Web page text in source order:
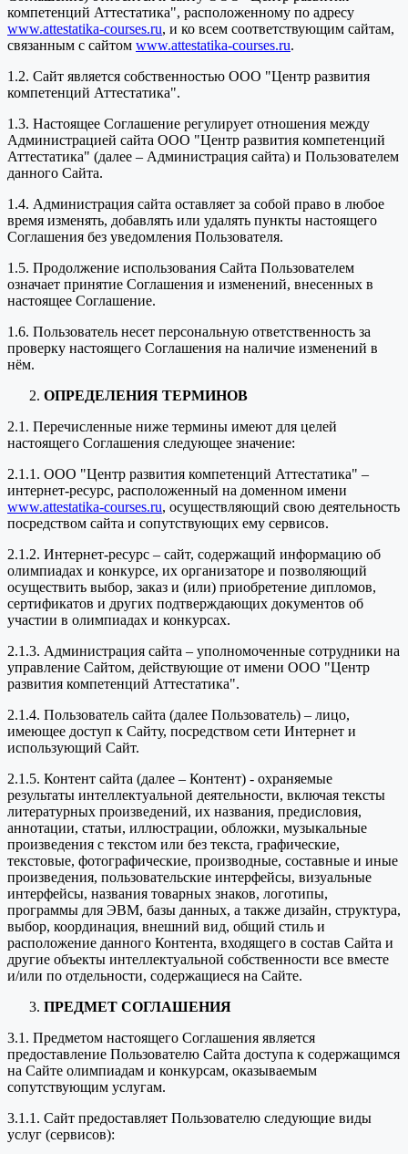
компетенций Аттестатика", расположенному по адресу
www.attestatika-courses.ru, и ко всем соответствующим сайтам,
связанным с сайтом www.attestatika-courses.ru.
1.2. Сайт является собственностью ООО "Центр развития
компетенций Аттестатика".
1.3. Настоящее Соглашение регулирует отношения между
Администрацией сайта ООО "Центр развития компетенций
Аттестатика" (далее – Администрация сайта) и Пользователем
данного Сайта.
1.4. Администрация сайта оставляет за собой право в любое
время изменять, добавлять или удалять пункты настоящего
Соглашения без уведомления Пользователя.
1.5. Продолжение использования Сайта Пользователем
означает принятие Соглашения и изменений, внесенных в
настоящее Соглашение.
1.6. Пользователь несет персональную ответственность за
проверку настоящего Соглашения на наличие изменений в
нём.
ОПРЕДЕЛЕНИЯ ТЕРМИНОВ
2.1. Перечисленные ниже термины имеют для целей
настоящего Соглашения следующее значение:
2.1.1. ООО "Центр развития компетенций Аттестатика" –
интернет-ресурс, расположенный на доменном имени
www.attestatika-courses.ru, осуществляющий свою деятельность
посредством сайта и сопутствующих ему сервисов.
2.1.2. Интернет-ресурс – сайт, содержащий информацию об
олимпиадах и конкурсе, их организаторе и позволяющий
осуществить выбор, заказ и (или) приобретение дипломов,
сертификатов и других подтверждающих документов об
участии в олимпиадах и конкурсах.
2.1.3. Администрация сайта – уполномоченные сотрудники на
управление Сайтом, действующие от имени ООО "Центр
развития компетенций Аттестатика".
2.1.4. Пользователь сайта (далее Пользователь) – лицо,
имеющее доступ к Сайту, посредством сети Интернет и
использующий Сайт.
2.1.5. Контент сайта (далее – Контент) - охраняемые
результаты интеллектуальной деятельности, включая тексты
литературных произведений, их названия, предисловия,
аннотации, статьи, иллюстрации, обложки, музыкальные
произведения с текстом или без текста, графические,
текстовые, фотографические, производные, составные и иные
произведения, пользовательские интерфейсы, визуальные
интерфейсы, названия товарных знаков, логотипы,
программы для ЭВМ, базы данных, а также дизайн, структура,
выбор, координация, внешний вид, общий стиль и
расположение данного Контента, входящего в состав Сайта и
другие объекты интеллектуальной собственности все вместе
и/или по отдельности, содержащиеся на Сайте.
ПРЕДМЕТ СОГЛАШЕНИЯ
3.1. Предметом настоящего Соглашения является
предоставление Пользователю Сайта доступа к содержащимся
на Сайте олимпиадам и конкурсам, оказываемым
сопутствующим услугам.
3.1.1. Сайт предоставляет Пользователю следующие виды
услуг (сервисов):